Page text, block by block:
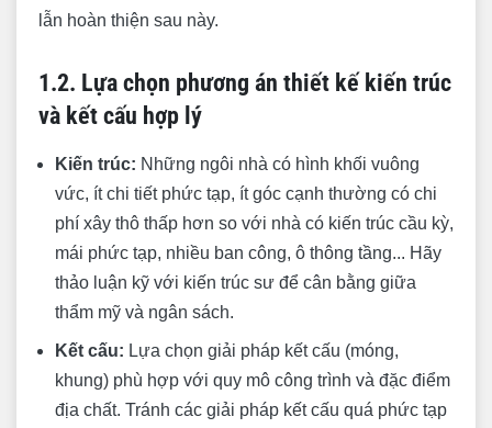
2.1. Chọn nhà thầu uy tín, có báo giá rõ ràng,
2.2. Hiểu rõ phạm vi công việc trong hợp đồng
xây thô
2.3. Quy định rõ ràng về chủng loại, thương
hiệu vật tư
2.4. Thỏa thuận tiến độ thi công và lịch thanh
toán hợp lý
2.5. Điều khoản về xử lý phát sinh và phạt vi
phạm
3. Quản lý vật tư xây dựng phần thô hiệu quả
3.1. Lên kế hoạch cung ứng vật tư khoa học
lẫn hoàn thiện sau này.
1.2. Lựa chọn phương án thiết kế kiến trúc
và kết cấu hợp lý
Kiến trúc: Những ngôi nhà có hình khối vuông
vức, ít chi tiết phức tạp, ít góc cạnh thường có chi
phí xây thô thấp hơn so với nhà có kiến trúc cầu kỳ,
mái phức tạp, nhiều ban công, ô thông tầng... Hãy
thảo luận kỹ với kiến trúc sư để cân bằng giữa
thẩm mỹ và ngân sách.
Kết cấu: Lựa chọn giải pháp kết cấu (móng,
khung) phù hợp với quy mô công trình và đặc điểm
địa chất. Tránh các giải pháp kết cấu quá phức tạp